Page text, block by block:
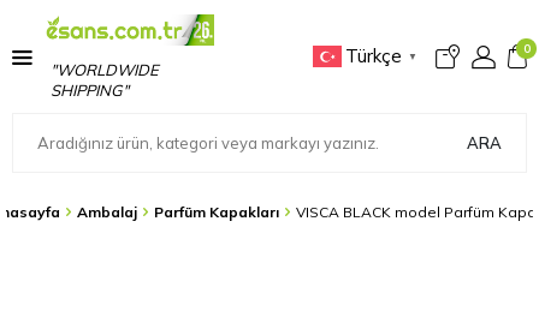
"WORLDWIDE
SHIPPING"
Türkçe ▼
0
ARA
Ambalaj Parfüm Kapakları VISCA BLACK model Parfüm